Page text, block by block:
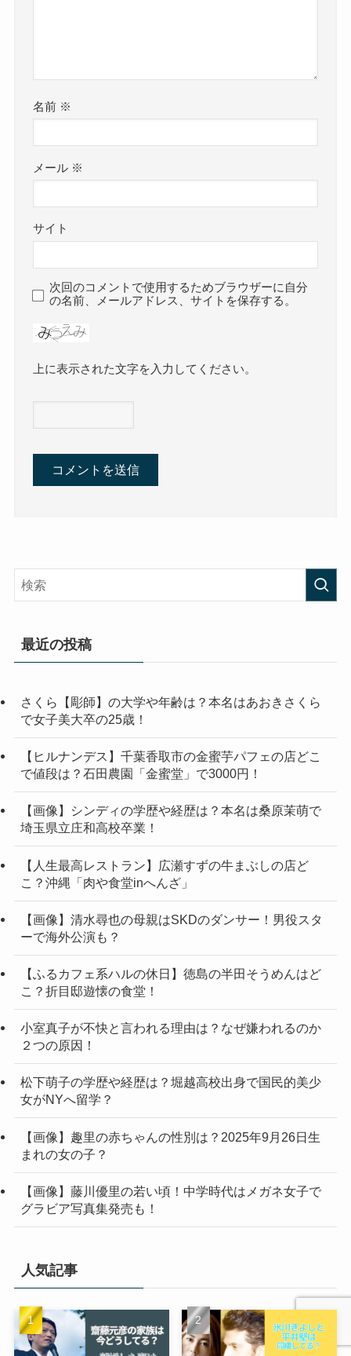
名前 ※
メール ※
サイト
次回のコメントで使用するためブラウザーに自分
の名前、メールアドレス、サイトを保存する。
上に表示された文字を入力してください。
最近の投稿
さくら【彫師】の大学や年齢は？本名はあおきさくら
で女子美大卒の25歳！
【ヒルナンデス】千葉香取市の金蜜芋パフェの店どこ
で値段は？石田農園「金蜜堂」で3000円！
【画像】シンディの学歴や経歴は？本名は桑原茉萌で
埼玉県立庄和高校卒業！
【人生最高レストラン】広瀬すずの牛まぶしの店ど
こ？沖縄「肉や食堂inへんざ」
【画像】清水尋也の母親はSKDのダンサー！男役スタ
ーで海外公演も？
【ふるカフェ系ハルの休日】徳島の半田そうめんはど
こ？折目邸遊懐の食堂！
小室真子が不快と言われる理由は？なぜ嫌われるのか
２つの原因！
松下萌子の学歴や経歴は？堀越高校出身で国民的美少
女がNYへ留学？
【画像】趣里の赤ちゃんの性別は？2025年9月26日生
まれの女の子？
【画像】藤川優里の若い頃！中学時代はメガネ女子で
グラビア写真集発売も！
人気記事